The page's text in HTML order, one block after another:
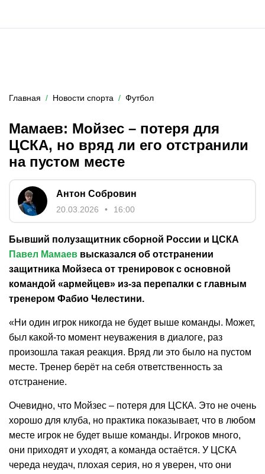
Главная Новости спорта Футбол
Мамаев: Мойзес – потеря для
ЦСКА, но вряд ли его отстранили
на пустом месте
Антон Собровин
20.03.2026 16:00
Бывший полузащитник сборной России и ЦСКА
Павел Мамаев высказался об отстранении
защитника Мойзеса от тренировок с основной
командой «армейцев» из-за перепалки с главным
тренером Фабио Челестини.
«Ни один игрок никогда не будет выше команды. Может,
был какой-то момент неуважения в диалоге, раз
произошла такая реакция. Вряд ли это было на пустом
месте. Тренер берёт на себя ответственность за
отстранение.
Очевидно, что Мойзес – потеря для ЦСКА. Это не очень
хорошо для клуба, но практика показывает, что в любом
месте игрок не будет выше команды. Игроков много,
они приходят и уходят, а команда остаётся. У ЦСКА
череда неудач, плохая серия, но я уверен, что они